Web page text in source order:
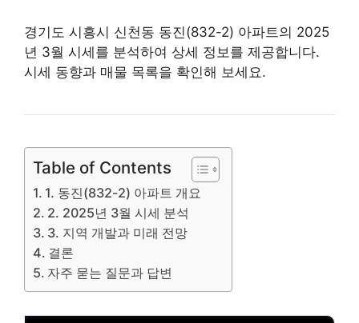
경기도 시흥시 신천동 동진(832-2) 아파트의 2025
년 3월 시세를 분석하여 상세 정보를 제공합니다.
시세 동향과 매물 목록을 확인해 보세요.
Table of Contents
1. 동진(832-2) 아파트 개요
2. 2025년 3월 시세 분석
3. 지역 개발과 미래 전망
결론
자주 묻는 질문과 답변